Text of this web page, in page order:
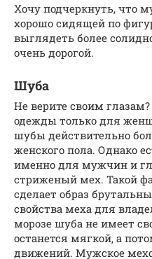
Хочу подчеркнуть, что
хорошо сидящей по
выглядеть более
очень дорогой.
Шуба
Не верите своим
одежды только для
шубы действительно
женского пола. Однако
именно для мужчин и
стриженый мех. Такой
сделает образ
свойства меха для
морозе шуба не имеет
останется мягкой, а
движений. Мужское